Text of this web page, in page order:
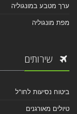
ערך מטבע במונגוליה
מפת מונגוליה
שירותים
ביטוח נסיעות לחו"ל
טיולים מאורגנים